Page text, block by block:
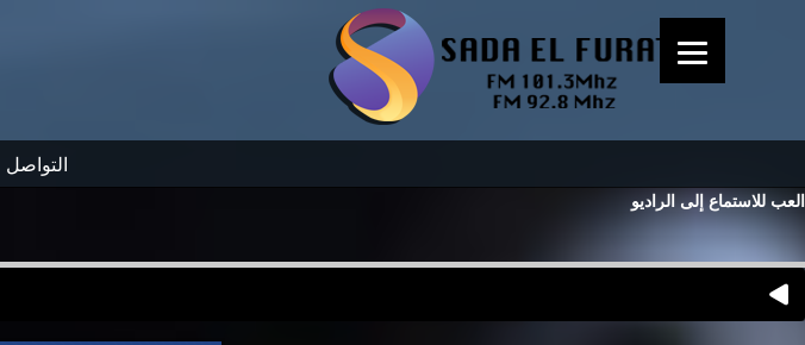
التواصل
العب للاستماع إلى الراديو